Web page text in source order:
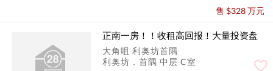
售 $328 万元
正南一房！！收租高回报！大量投资盘
大角咀 利奥坊首隅
利奥坊．首隅 中层 C室